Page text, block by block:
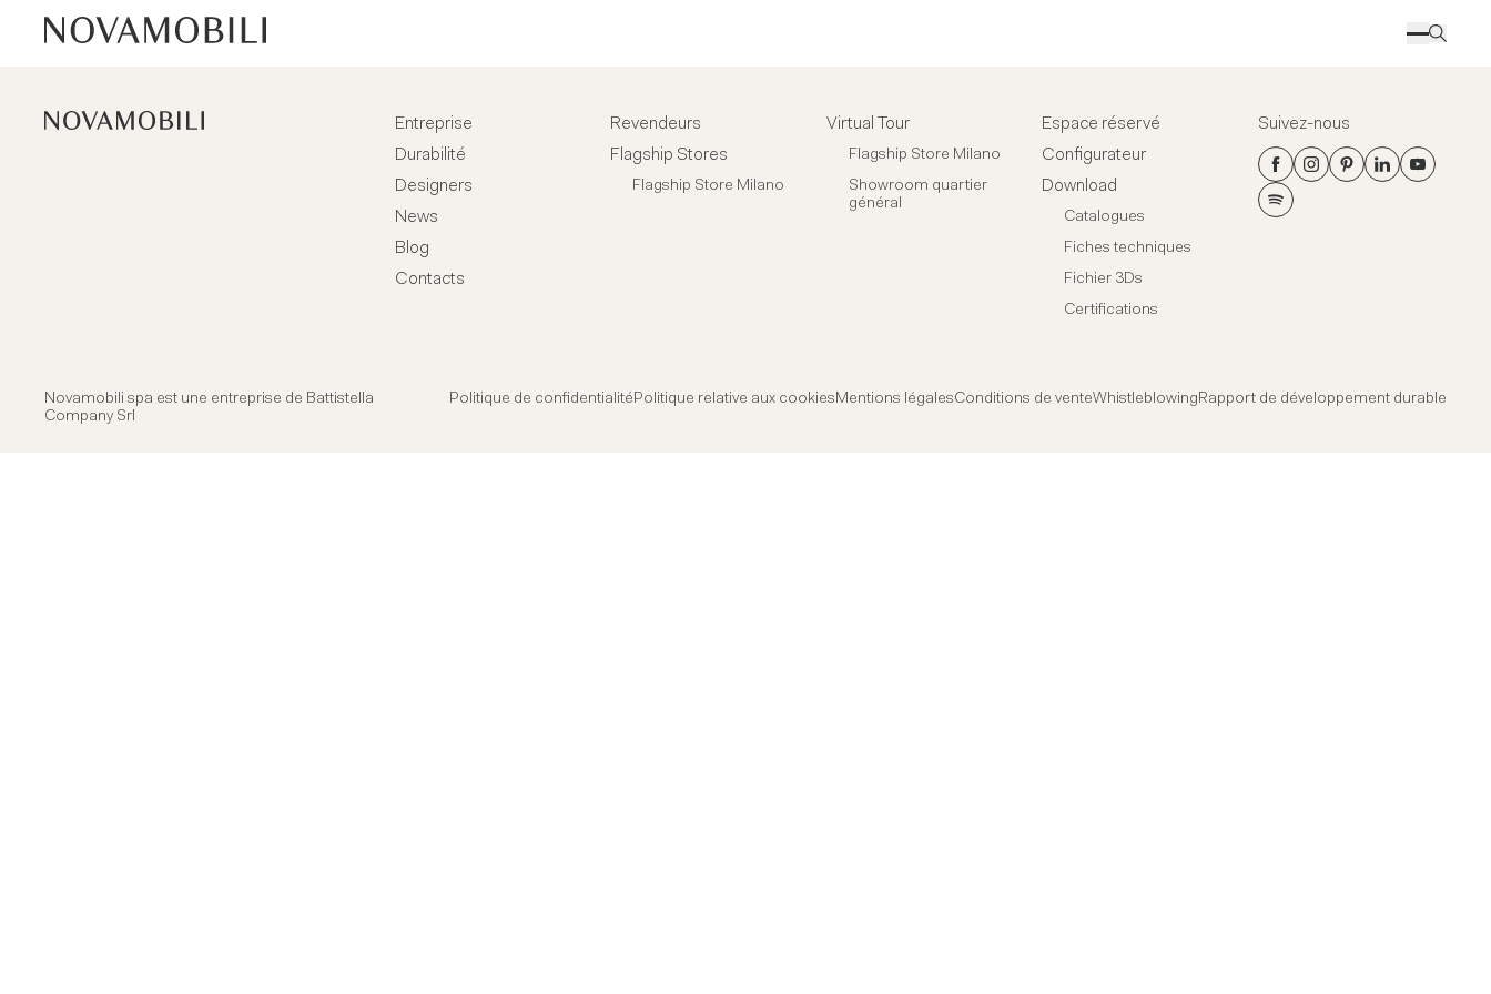
Entreprise
Durabilité
Designers
News
Blog
Contacts
Revendeurs
Flagship Stores
Flagship Store Milano
Virtual Tour
Flagship Store Milano
Showroom quartier
général
Espace réservé
Configurateur
Download
Catalogues
Fiches techniques
Fichier 3Ds
Certifications
Suivez-nous
Novamobili spa est une entreprise de Battistella
Company Srl
Politique de confidentialitéPolitique relative aux cookiesMentions légalesConditions de venteWhistleblowingRapport de développement durable